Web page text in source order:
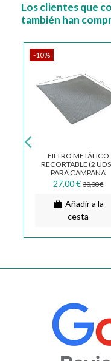
Los clientes que
también han
-10%
FILTRO METÁLICO
RECORTABLE (2
PARA CAMPANA
EXTRACTORA 57 X 47
FKA570
27,00 € 30,00 €
Añadir a la
cesta